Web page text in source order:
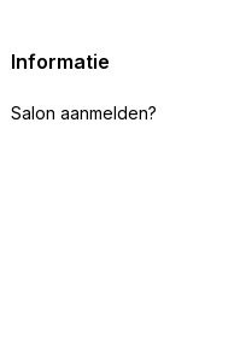
Informatie
Salon aanmelden?